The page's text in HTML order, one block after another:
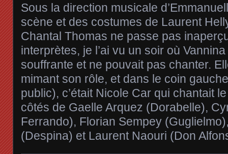
Sous la direction musicale
scène et des costumes de Laurent
Chantal Thomas ne passe pas
interprètes, je l’ai vu un soir où
souffrante et ne pouvait pas chanter.
mimant son rôle, et dans le coin
public), c’était Nicole Car qui chantait
côtés de Gaelle Arquez (Dorabelle),
Ferrando), Florian Sempey
(Despina) et Laurent Naouri (Don